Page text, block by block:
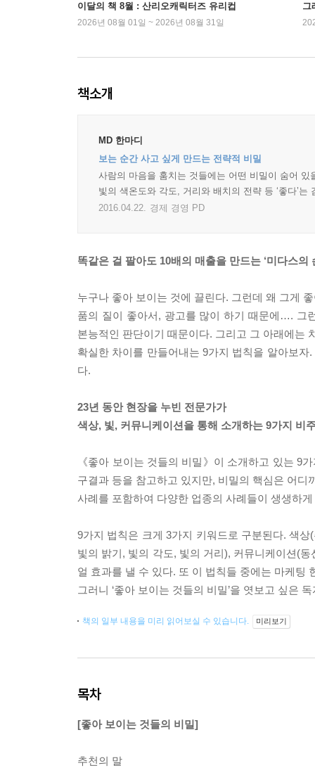
이달의 책 8월 : 산리오캐릭터즈 유리컵
2026년 08월 01일 ~ 2026년 08월 31일
그
책소개
MD 한마디
보는 순간 사고 싶게 만드는 전략적 비밀
사람의 마음을 훔치는 것들에는 어떤 비밀이 숨어
빛의 색온도와 각도, 거리와 배치의 전략 등 ‘좋다’
2016.04.22. 경제 경영 PD
똑같은 걸 팔아도 10배의 매출을 만드는 ‘미다스의
누구나 좋아 보이는 것에 끌린다. 그런데 왜 그게
품의 질이 좋아서, 광고를 많이 하기 때문에…. 그
본능적인 판단이기 때문이다. 그리고 그 아래에는
확실한 차이를 만들어내는 9가지 법칙을 알아보자
다.
23년 동안 현장을 누빈 전문가가
색상, 빛, 커뮤니케이션을 통해 소개하는 9가지 비
《좋아 보이는 것들의 비밀》이 소개하고 있는 9
구결과 등을 참고하고 있지만, 비밀의 핵심은 어
사례를 포함하여 다양한 업종의 사례들이 생생하
9가지 법칙은 크게 3가지 키워드로 구분된다. 색
빛의 밝기, 빛의 각도, 빛의 거리), 커뮤니케이션(
얼 효과를 낼 수 있다. 또 이 법칙들 중에는 마케팅
그러니 ‘좋아 보이는 것들의 비밀’을 엿보고 싶은
책의 일부 내용을 미리 읽어보실 수 있습니다. 미리보기
목차
[좋아 보이는 것들의 비밀]
추천의 말